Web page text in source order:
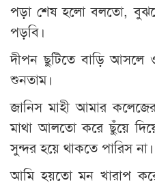
পড়া শেষ হলো বলতো,
পড়বি।
দীপন ছুটিতে বাড়ি
শুনতাম।
জানিস মাহী আমার
মাথা আলতো করে ছুঁয়ে
সুন্দর হয়ে থাকতে পারিস
আমি হয়তো মন খারাপ